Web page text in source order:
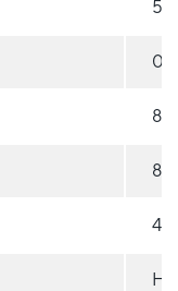
80
80
45
На